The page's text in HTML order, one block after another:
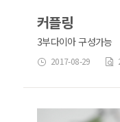
커플링
3부다이아 구성가능
2017-08-29